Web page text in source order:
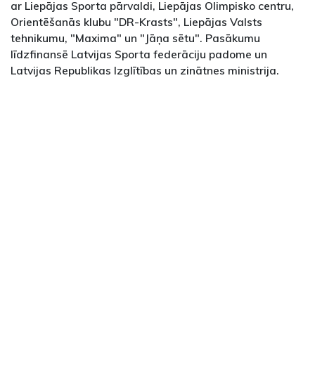
ar Liepājas Sporta pārvaldi, Liepājas Olimpisko centru,
Orientēšanās klubu "DR-Krasts", Liepājas Valsts
tehnikumu, "Maxima" un "Jāņa sētu". Pasākumu
līdzfinansē Latvijas Sporta federāciju padome un
Latvijas Republikas Izglītības un zinātnes ministrija.